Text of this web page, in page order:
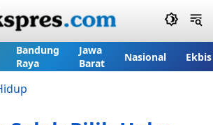
Bandung
Raya
Jawa
Barat
Nasional Ekbis